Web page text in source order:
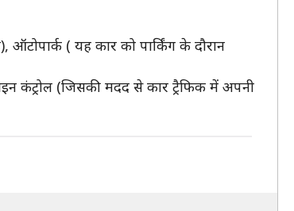
( यह कार को पार्किंग के दौरान
कंट्रोल (जिसकी मदद से कार ट्रैफिक में अपनी